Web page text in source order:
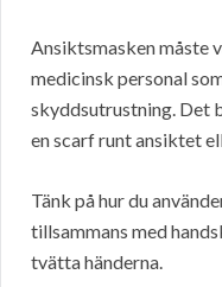
Ansiktsmasken måste
medicinsk personal
skyddsutrustning. Det
en scarf runt ansiktet
Tänk på hur du
tillsammans med
tvätta händerna.